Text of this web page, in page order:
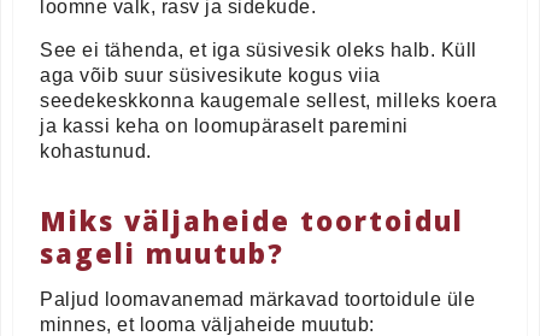
loomne valk, rasv ja sidekude.
See ei tähenda, et iga süsivesik oleks halb. Küll
aga võib suur süsivesikute kogus viia
seedekeskkonna kaugemale sellest, milleks koera
ja kassi keha on loomupäraselt paremini
kohastunud.
Miks väljaheide toortoidul
sageli muutub?
Paljud loomavanemad märkavad toortoidule üle
minnes, et looma väljaheide muutub: